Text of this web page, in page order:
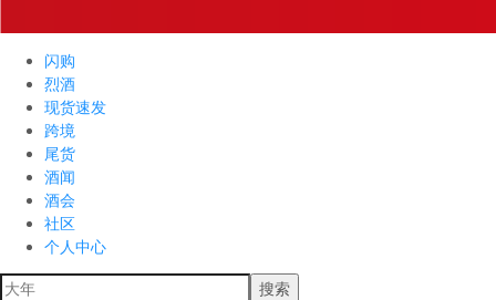
闪购
烈酒
现货速发
跨境
尾货
酒闻
酒会
社区
个人中心
搜索